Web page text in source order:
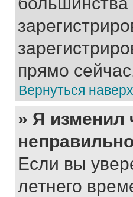
прямо
Вернуться наверх
» Я изменил
Если вы
летнего